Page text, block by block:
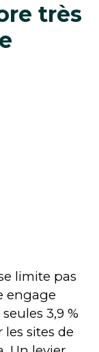
très
limite pas
engage
3,9 %
sites de